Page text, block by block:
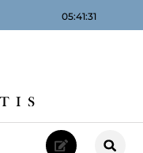
05:41:31